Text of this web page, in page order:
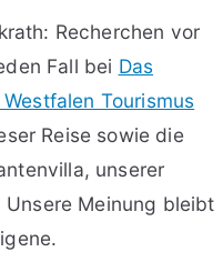
Recherchen vor
Fall bei Das
Tourismus
Reise sowie die
unserer
Unsere Meinung bleibt